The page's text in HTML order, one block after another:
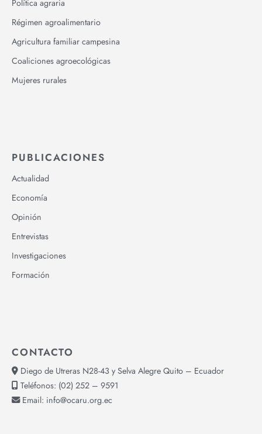
Política agraria
Régimen agroalimentario
Agricultura familiar campesina
Coaliciones agroecológicas
Mujeres rurales
PUBLICACIONES
Actualidad
Economía
Opinión
Entrevistas
Investigaciones
Formación
CONTACTO
Diego de Utreras N28-43 y Selva Alegre Quito – Ecuador
Teléfonos: (02) 252 – 9591
Email: info@ocaru.org.ec